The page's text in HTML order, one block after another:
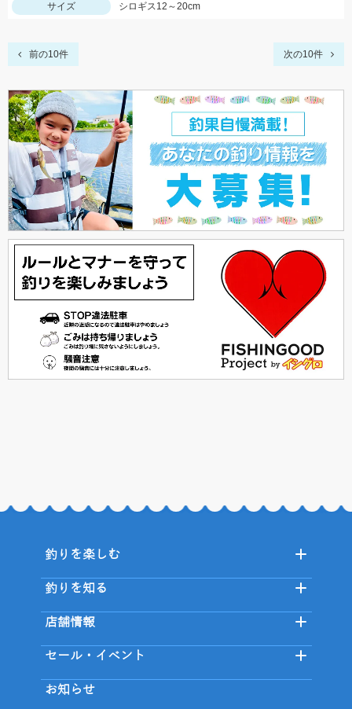
サイズ
シロギス12～20cm
前の10件 次の10件
釣りを楽しむ
釣りを知る
店舗情報
セール・イベント
お知らせ